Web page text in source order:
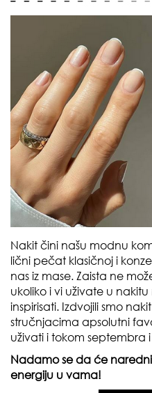
Nakit čini našu modnu
lični pečat klasičnoj i
nas iz mase. Zaista ne
ukoliko i vi uživate u
inspirisati. Izdvojili smo
stručnjacima apsolutni
uživati i tokom septembra
Nadamo se da će
energiju u vama!